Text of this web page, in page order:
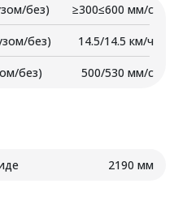
без) ≥300≤600 мм/с
без) 14.5/14.5 км/ч
без) 500/530 мм/с
2190 мм